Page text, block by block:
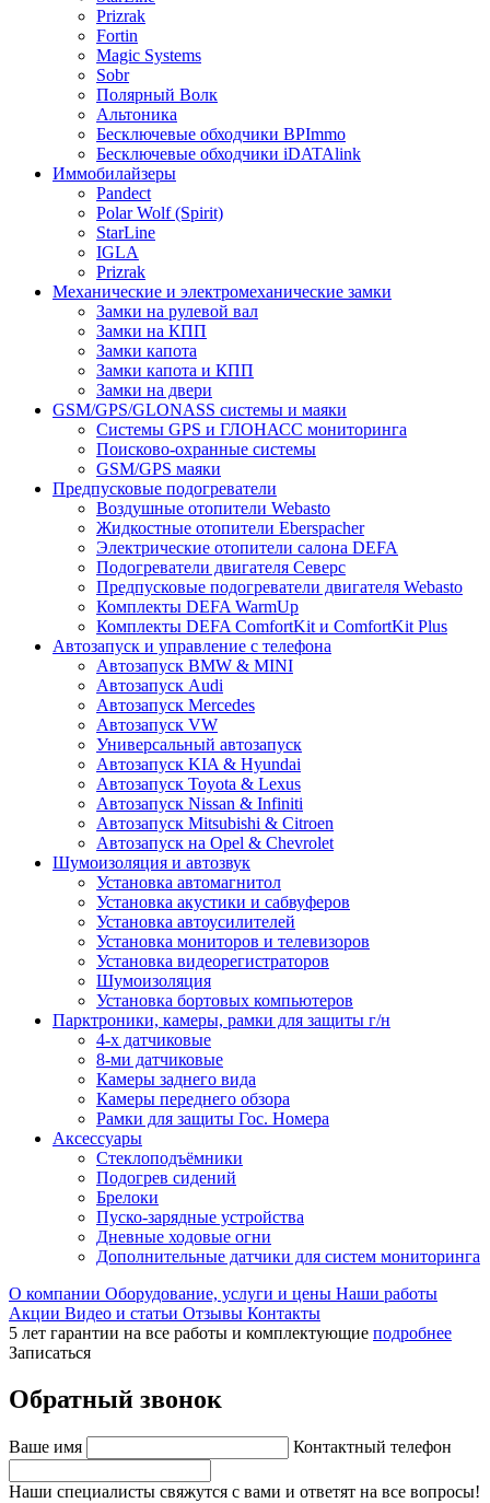
Prizrak
Fortin
Magic Systems
Sobr
Полярный Волк
Альтоника
Бесключевые обходчики BPImmo
Бесключевые обходчики iDATAlink
Иммобилайзеры
Pandect
Polar Wolf (Spirit)
StarLine
IGLA
Prizrak
Механические и электромеханические замки
Замки на рулевой вал
Замки на КПП
Замки капота
Замки капота и КПП
Замки на двери
GSM/GPS/GLONASS системы и маяки
Системы GPS и ГЛОНАСС мониторинга
Поисково-охранные системы
GSM/GPS маяки
Предпусковые подогреватели
Воздушные отопители Webasto
Жидкостные отопители Eberspacher
Электрические отопители салона DEFA
Подогреватели двигателя Северс
Предпусковые подогреватели двигателя Webasto
Комплекты DEFA WarmUp
Комплекты DEFA ComfortKit и ComfortKit Plus
Автозапуск и управление с телефона
Автозапуск BMW & MINI
Автозапуск Audi
Автозапуск Mercedes
Автозапуск VW
Универсальный автозапуск
Автозапуск KIA & Hyundai
Автозапуск Toyota & Lexus
Автозапуск Nissan & Infiniti
Автозапуск Mitsubishi & Citroen
Автозапуск на Opel & Chevrolet
Шумоизоляция и автозвук
Установка автомагнитол
Установка акустики и сабвуферов
Установка автоусилителей
Установка мониторов и телевизоров
Установка видеорегистраторов
Шумоизоляция
Установка бортовых компьютеров
Парктроники, камеры, рамки для защиты г/н
4-х датчиковые
8-ми датчиковые
Камеры заднего вида
Камеры переднего обзора
Рамки для защиты Гос. Номера
Аксессуары
Стеклоподъёмники
Подогрев сидений
Брелоки
Пуско-зарядные устройства
Дневные ходовые огни
Дополнительные датчики для систем мониторинга
О компании Оборудование, услуги и цены Наши работы
Акции Видео и статьи Отзывы Контакты
5 лет гарантии на все работы и комплектующие подробнее
Записаться
Обратный звонок
Ваше имя Контактный телефон
Наши специалисты свяжутся с вами и ответят на все вопросы!